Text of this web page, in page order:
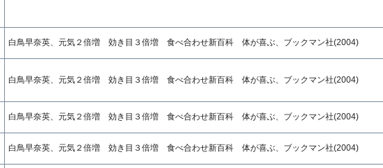
白鳥早奈英、元気２倍増 効き目３倍増 食べ合わせ新百科 体が喜ぶ、ブックマン社(2004)
白鳥早奈英、元気２倍増 効き目３倍増 食べ合わせ新百科 体が喜ぶ、ブックマン社(2004)
白鳥早奈英、元気２倍増 効き目３倍増 食べ合わせ新百科 体が喜ぶ、ブックマン社(2004)
白鳥早奈英、元気２倍増 効き目３倍増 食べ合わせ新百科 体が喜ぶ、ブックマン社(2004)